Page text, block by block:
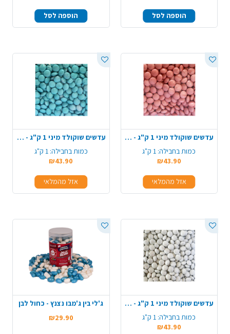
הוספה לסל הוספה לסל
עדשים שוקולד מיני 1 ק"ג - ורוד
כמות בחבילה: 1 ק"ג
₪43.90
אזל מהמלאי
עדשים שוקולד מיני 1 ק"ג - תכלת
כמות בחבילה: 1 ק"ג
₪43.90
אזל מהמלאי
עדשים שוקולד מיני 1 ק"ג - לבן
כמות בחבילה: 1 ק"ג
₪43.90
ג'לי בין ג'מבו נצנץ - כחול לבן
₪29.90